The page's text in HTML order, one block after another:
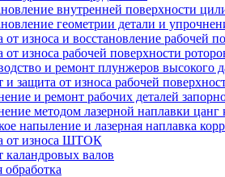
внутренней поверхности
геометрии детали и
от износа и восстановление
от износа рабочей поверхности
и ремонт плунжеров высокого
и защита от износа рабочей
и ремонт рабочих деталей
методом лазерной наплавки
напыление и лазерная наплавка
от износа ШТОК
каландровых валов